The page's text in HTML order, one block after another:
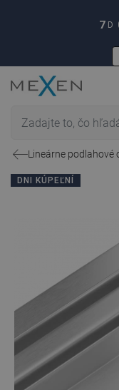
7 D
Lineárne podlahové
DNI KÚPEĽNÍ